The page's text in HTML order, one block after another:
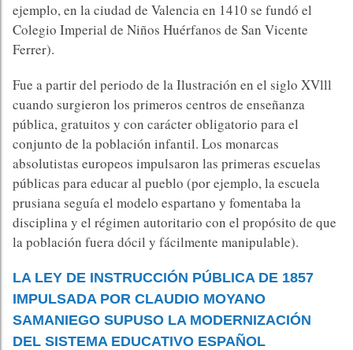
ejemplo, en la ciudad de Valencia en 1410 se fundó el
Colegio Imperial de Niños Huérfanos de San Vicente
Ferrer).
Fue a partir del periodo de la Ilustración en el siglo XVlll
cuando surgieron los primeros centros de enseñanza
pública, gratuitos y con carácter obligatorio para el
conjunto de la población infantil. Los monarcas
absolutistas europeos impulsaron las primeras escuelas
públicas para educar al pueblo (por ejemplo, la escuela
prusiana seguía el modelo espartano y fomentaba la
disciplina y el régimen autoritario con el propósito de que
la población fuera dócil y fácilmente manipulable).
LA LEY DE INSTRUCCIÓN PÚBLICA DE 1857
IMPULSADA POR CLAUDIO MOYANO
SAMANIEGO SUPUSO LA MODERNIZACIÓN
DEL SISTEMA EDUCATIVO ESPAÑOL